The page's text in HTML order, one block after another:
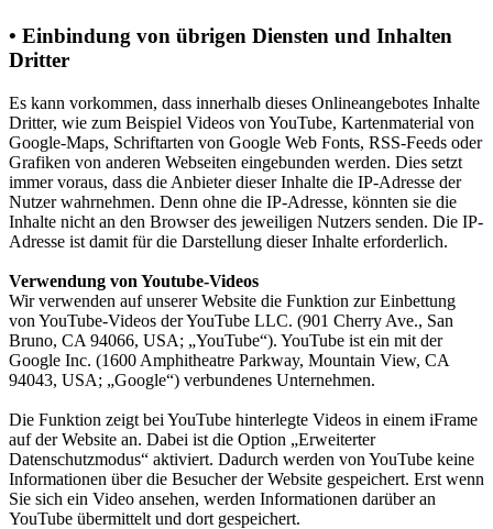
• Einbindung von übrigen Diensten und Inhalten
Dritter
Es kann vorkommen, dass innerhalb dieses Onlineangebotes Inhalte
Dritter, wie zum Beispiel Videos von YouTube, Kartenmaterial von
Google-Maps, Schriftarten von Google Web Fonts, RSS-Feeds oder
Grafiken von anderen Webseiten eingebunden werden. Dies setzt
immer voraus, dass die Anbieter dieser Inhalte die IP-Adresse der
Nutzer wahrnehmen. Denn ohne die IP-Adresse, könnten sie die
Inhalte nicht an den Browser des jeweiligen Nutzers senden. Die IP-
Adresse ist damit für die Darstellung dieser Inhalte erforderlich.
Verwendung von Youtube-Videos
Wir verwenden auf unserer Website die Funktion zur Einbettung
von YouTube-Videos der YouTube LLC. (901 Cherry Ave., San
Bruno, CA 94066, USA; „YouTube“). YouTube ist ein mit der
Google Inc. (1600 Amphitheatre Parkway, Mountain View, CA
94043, USA; „Google“) verbundenes Unternehmen.
Die Funktion zeigt bei YouTube hinterlegte Videos in einem iFrame
auf der Website an. Dabei ist die Option „Erweiterter
Datenschutzmodus“ aktiviert. Dadurch werden von YouTube keine
Informationen über die Besucher der Website gespeichert. Erst wenn
Sie sich ein Video ansehen, werden Informationen darüber an
YouTube übermittelt und dort gespeichert.